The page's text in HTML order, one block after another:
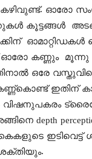
കഴിവുണ്ട്. ഓരോ
കൂട്ടങ്ങൾ
കണ്ണും മൂന്നു
ഒരേ
ഇതിന്
depth
ഇടിവെട്ട്